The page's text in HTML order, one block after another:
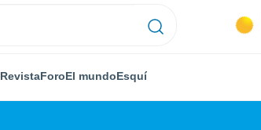
RevistaForoEl mundoEsquí